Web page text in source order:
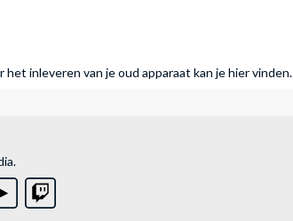
het inleveren van je oud apparaat kan je hier vinden.